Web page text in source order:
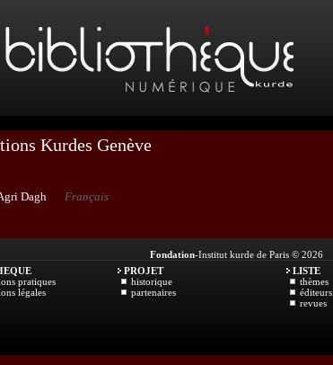
Kurdes Genève
Dagh Français
Fondation-Institut kurde de Paris © 2026
pratiques
légales
PROJET
historique
partenaires
LISTE
thèmes
éditeurs
revues